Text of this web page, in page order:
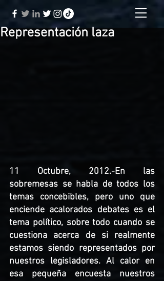
Representación laza
11 Octubre, 2012.-En las
sobremesas se habla de todos los
temas concebibles, pero uno que
enciende acalorados debates es el
tema político, sobre todo cuando se
cuestiona acerca de si realmente
estamos siendo representados por
nuestros legisladores. Al calor en
esa pequeña encuesta nuestros